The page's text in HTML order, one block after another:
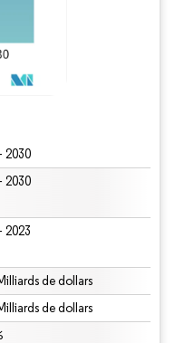
2030
2030
2023
de dollars
de dollars